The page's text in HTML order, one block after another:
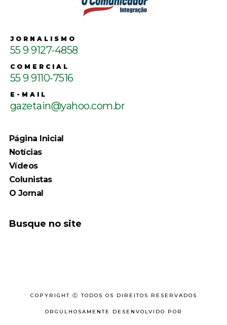
JORNALISMO
55 9 9127-4858
COMERCIAL
55 9 9110-7516
E-MAIL
gazetain@yahoo.com.br
Página Inicial
Notícias
Vídeos
Colunistas
O Jornal
Busque no site
COPYRIGHT Ⓒ TODOS OS DIREITOS RESERVADOS
ORGULHOSAMENTE DESENVOLVIDO POR